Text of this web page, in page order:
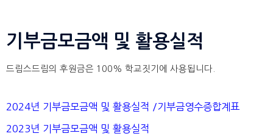
기부금모금액 및 활용실적
드림스드림의 후원금은 100% 학교짓기에 사용됩니다.
2024년 기부금모금액 및 활용실적 /기부금영수증합계표
2023년 기부금모금액 및 활용실적